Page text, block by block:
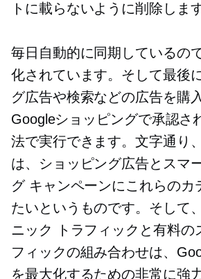
トに載らないように削除します
毎日自動的に同期しているの
化されています。そして最後
グ広告や検索などの広告を購
Googleショッピングで承認さ
法で実行できます。文字通り、
は、ショッピング広告とスマ
グ キャンペーンにこれらのカ
たいというものです。そして
ニック トラフィックと有料の
フィックの組み合わせは、
を最大化するための非常に強